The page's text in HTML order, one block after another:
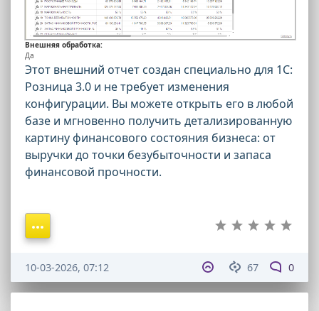
Внешняя обработка:
Да
Этот внешний отчет создан специально для 1С:
Розница 3.0 и не требует изменения
конфигурации. Вы можете открыть его в любой
базе и мгновенно получить детализированную
картину финансового состояния бизнеса: от
выручки до точки безубыточности и запаса
финансовой прочности.
67 0
10-03-2026, 07:12